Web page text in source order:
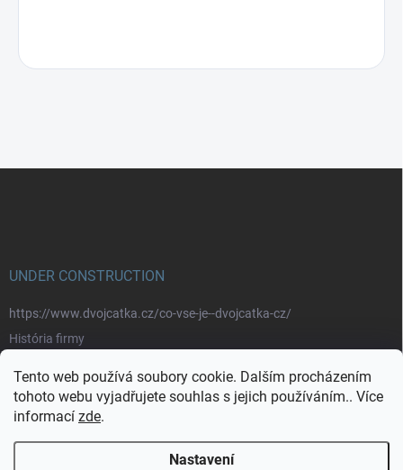
Tento web používá soubory cookie. Dalším procházením
tohoto webu vyjadřujete souhlas s jejich používáním.. Více
informací zde.
Nastavení
UNDER CONSTRUCTION
https://www.dvojcatka.cz/co-vse-je--dvojcatka-cz/
História firmy
Značky
https://www.dvojcatka.cz/kontakty/>